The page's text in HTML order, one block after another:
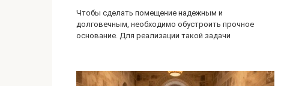
Чтобы сделать помещение надежным и
долговечным, необходимо обустроить прочное
основание. Для реализации такой задачи